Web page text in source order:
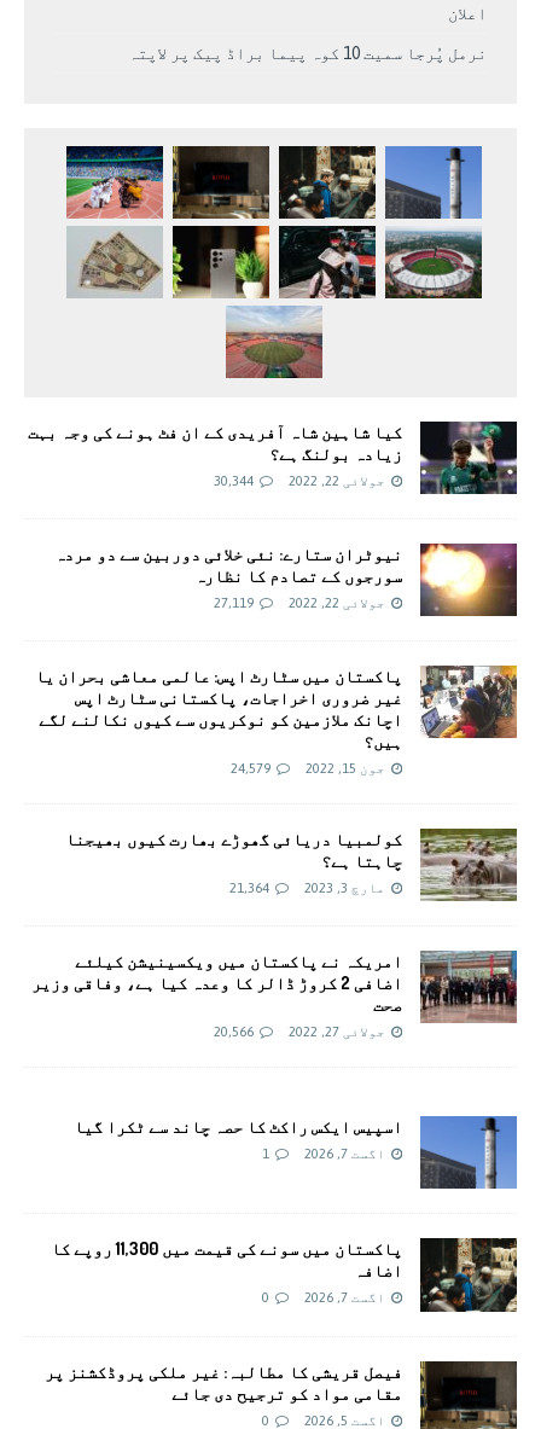
اعلان
نرمل پُرجا سمیت 10 کوہ پیما براڈ پیک پر لاپتہ
کیا شاہین شاہ آفریدی کے ان فٹ ہونے کی وجہ بہت
زیادہ بولنگ ہے؟
جولائی 22, 2022 30,344
نیوٹران ستارے: نئی خلائی دوربین سے دو مردہ
سورجوں کے تصادم کا نظارہ
جولائی 22, 2022 27,119
پاکستان میں سٹارٹ اپس: عالمی معاشی بحران یا
غیر ضروری اخراجات، پاکستانی سٹارٹ اپس
اچانک ملازمین کو نوکریوں سے کیوں نکالنے لگے
ہیں؟
جون 15, 2022 24,579
کولمبیا دریائی گھوڑے بھارت کیوں بھیجنا
چاہتا ہے؟
مارچ 3, 2023 21,364
امريکہ نے پاکستان میں ویکسینیشن کیلئے
اضافی 2 کروڑ ڈالر کا وعدہ کیا ہے، وفاقی وزیر
صحت
جولائی 27, 2022 20,566
اسپیس ایکس راکٹ کا حصہ چاند سے ٹکرا گیا
اگست 7, 2026 1
پاکستان میں سونے کی قیمت میں 11,300 روپے کا
اضافہ
اگست 7, 2026 0
فیصل قریشی کا مطالبہ: غیر ملکی پروڈکشنز پر
مقامی مواد کو ترجیح دی جائے
اگست 5, 2026 0